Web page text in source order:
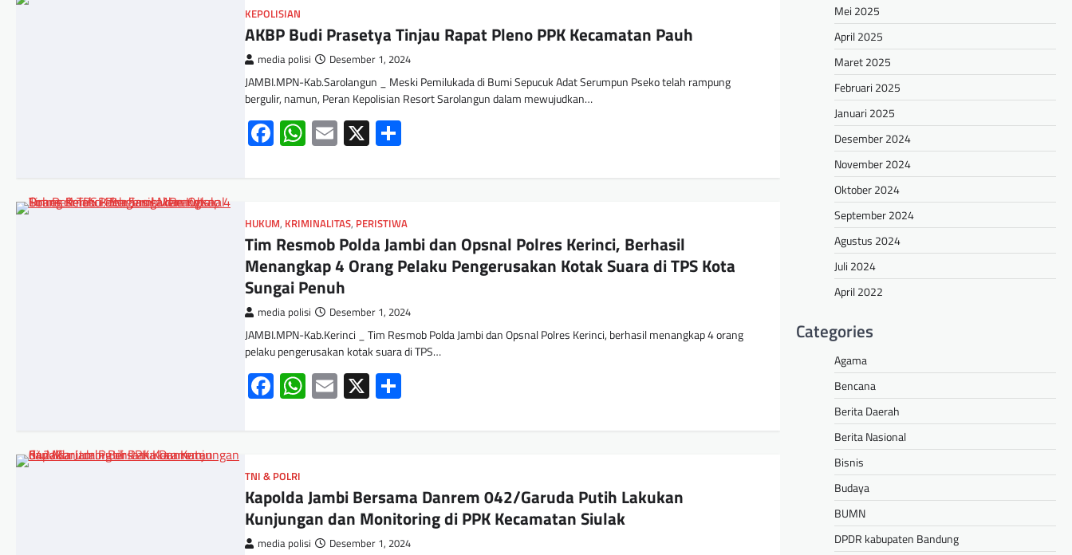
KEPOLISIAN
AKBP Budi Prasetya Tinjau Rapat Pleno PPK Kecamatan Pauh
media polisi Desember 1, 2024
JAMBI.MPN-Kab.Sarolangun _ Meski Pemilukada di Bumi Sepucuk Adat Serumpun Pseko telah rampung
bergulir, namun, Peran Kepolisian Resort Sarolangun dalam mewujudkan…
Facebook
WhatsApp
Email
X
HUKUM, KRIMINALITAS, PERISTIWA
Tim Resmob Polda Jambi dan Opsnal Polres Kerinci, Berhasil
Menangkap 4 Orang Pelaku Pengerusakan Kotak Suara di TPS Kota
Sungai Penuh
media polisi Desember 1, 2024
JAMBI.MPN-Kab.Kerinci _ Tim Resmob Polda Jambi dan Opsnal Polres Kerinci, berhasil menangkap 4 orang
pelaku pengerusakan kotak suara di TPS…
Facebook
WhatsApp
Email
X
TNI & POLRI
Kapolda Jambi Bersama Danrem 042/Garuda Putih Lakukan
Kunjungan dan Monitoring di PPK Kecamatan Siulak
media polisi Desember 1, 2024
Mei 2025
April 2025
Maret 2025
Februari 2025
Januari 2025
Desember 2024
November 2024
Oktober 2024
September 2024
Agustus 2024
Juli 2024
April 2022
Categories
Agama
Bencana
Berita Daerah
Berita Nasional
Bisnis
Budaya
BUMN
DPDR kabupaten Bandung